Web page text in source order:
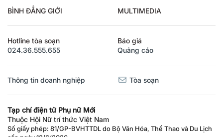
BÌNH ĐẲNG GIỚI MULTIMEDIA
Hotline tòa soạn
024.36.555.655
Báo giá
Quảng cáo
Thông tin doanh nghiệp Tòa soạn
Tạp chí điện tử Phụ nữ Mới
Thuộc Hội Nữ trí thức Việt Nam
Số giấy phép: 81/GP-BVHTTDL do Bộ Văn Hóa, Thể Thao và Du Lịch